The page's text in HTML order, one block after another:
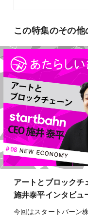
この特集のその他
アートとブロックチ
施井泰平インタビュ
今回はスタートバーン